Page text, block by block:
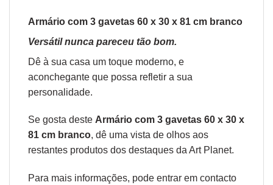
Armário com 3 gavetas 60 x 30 x 81 cm branco
Versátil nunca pareceu tão bom.
Dê à sua casa um toque moderno, e
aconchegante que possa refletir a sua
personalidade.
Se gosta deste Armário com 3 gavetas 60 x 30 x
81 cm branco, dê uma vista de olhos aos
restantes produtos dos destaques da Art Planet.
Para mais informações, pode entrar em contacto